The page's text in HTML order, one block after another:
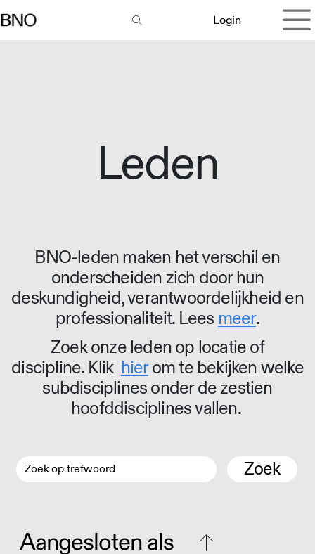
Login
Leden
BNO-leden maken het verschil en
onderscheiden zich door hun
deskundigheid, verantwoordelijkheid en
professionaliteit. Lees meer.
Zoek onze leden op locatie of
discipline. Klik hierom te bekijken welke
subdisciplines onder de zestien
hoofddisciplines vallen.
Zoek
Aangesloten als